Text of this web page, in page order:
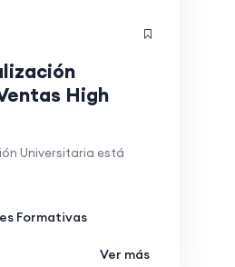
High
Universitaria está
Formativas
Ver más